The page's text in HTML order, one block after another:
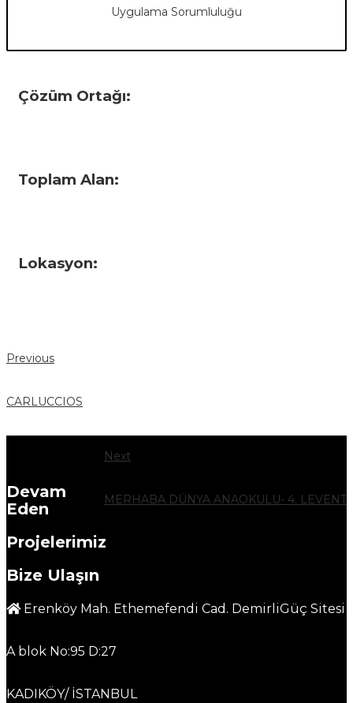
Uygulama Sorumluluğu
Çözüm Ortağı:
Toplam Alan:
Lokasyon:
Previous
CARLUCCIOS
Next
MERHABA DÜNYA ANAOKULU- 4. LEVENT
Devam
Eden
Projelerimiz
Bize Ulaşın
Erenköy Mah. Ethemefendi Cad. DemirliGüç Sitesi
A blok No:95 D:27
KADIKÖY/ İSTANBUL